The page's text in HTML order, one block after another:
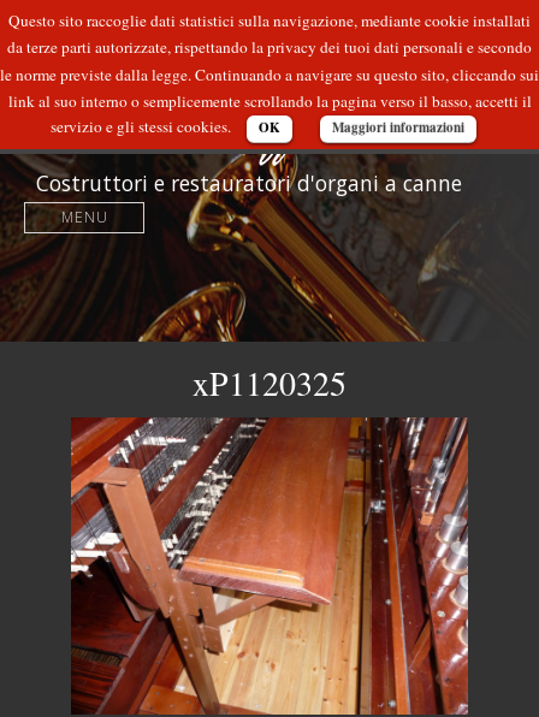
Costruttori e restauratori d'organi a canne
MENU
xP1120325
Questo sito raccoglie dati statistici sulla navigazione, mediante cookie installati
da terze parti autorizzate, rispettando la privacy dei tuoi dati personali e secondo
le norme previste dalla legge. Continuando a navigare su questo sito, cliccando sui
link al suo interno o semplicemente scrollando la pagina verso il basso, accetti il
servizio e gli stessi cookies.
OK Maggiori informazioni